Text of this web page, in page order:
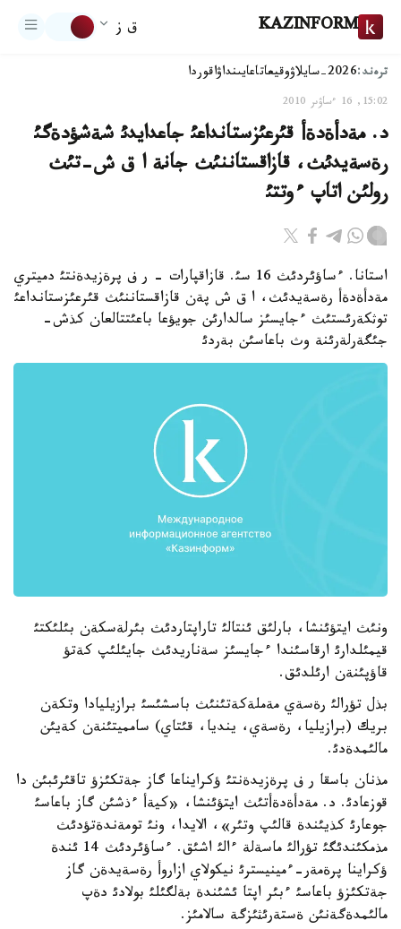
KAZINFORM ق ز
ترەند:2026-سايلاۋ وقيعاتاعايىنداۋاقوردا
15:02, 16 ءساۋىر 2010
د. مةدأةدةأ قئرعئزستانداعئ جاعدايدئ شةشؤدةگئ
رةسةيدئث، قازاقستاننئث جانة ا ق ش-تئث
رولئن اتاپ ءوتتئ
استانا. ءساؤئردئث 16 سئ. قازاقپارات - ر ف پرةزيدةنتئ دميتري
مةدأةدةأ رةسةيدئث، ا ق ش پةن قازاقستاننئث قئرعئزستانداعئ
توثكةرئستئث ءجايسئز سالدارئن جويؤعا باعئتتالعان كذش-
جئگةرلةرئنة وث باعاسئن بةردئ
ونئث ايتؤئنشا، بارلئق ئنتالئ تاراپتاردئث بئرلةسكةن بئلئكتئ
قيمئلدارئ ارقاسئندا ءجايسئز سةناريدئث جايئلئپ كةتؤ
قاؤپئنةن ارئلدئق.
بذل تؤرالئ رةسةي مةملةكةتئنئث باسشئسئ برازيليادا وتكةن
بريك (برازيليا، رةسةي، ينديا، قئتاي) سامميتئنةن كةيئن
مالئمدةدئ.
مذنان باسقا ر ف پرةزيدةنتئ ؤكرايناعا گاز جةتكئزؤ تاقئرئبئن دا
قوزعادئ. د. مةدأةدةأتئث ايتؤئنشا، «كيةأ ءذشئن گاز باعاسئ
جوعارئ كذيئندة قالئپ وتئر»، الايدا، ونئ تومةندةتؤدئث
مذمكئندئگئ تؤرالئ ماسةلة ءالئ اشئق. ءساؤئردئث 14 ئندة
ؤكراينا پرةمةر-ءمينيسترئ نيكولاي ازاروأ رةسةيدةن گاز
جةتكئزؤ باعاسئ ءبئر اپتا ئشئندة بةلگئلئ بولادئ دةپ
مالئمدةگةنئن ةستةرئثئزگة سالامئز.